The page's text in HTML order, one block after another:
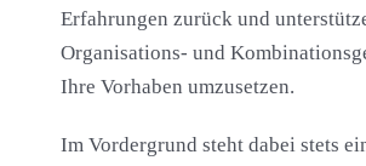
Erfahrungen zurück und
Organisations- und
Ihre Vorhaben umzusetzen.
Im Vordergrund steht dabei stets